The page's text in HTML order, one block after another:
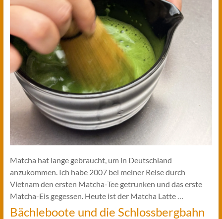
Matcha hat lange gebraucht, um in Deutschland
anzukommen. Ich habe 2007 bei meiner Reise durch
Vietnam den ersten Matcha-Tee getrunken und das erste
Matcha-Eis gegessen. Heute ist der Matcha Latte …
Bächleboote und die Schlossbergbahn